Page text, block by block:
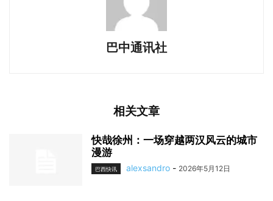
巴中通讯社
相关文章
快哉徐州：一场穿越两汉风云的城市
漫游
巴西快讯 alexsandro - 2026年5月12日